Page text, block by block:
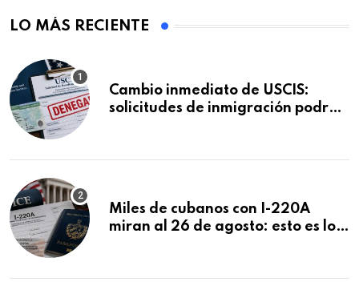
LO MÁS RECIENTE
Cambio inmediato de USCIS:
solicitudes de inmigración podrán
Miles de cubanos con I-220A
miran al 26 de agosto: esto es lo